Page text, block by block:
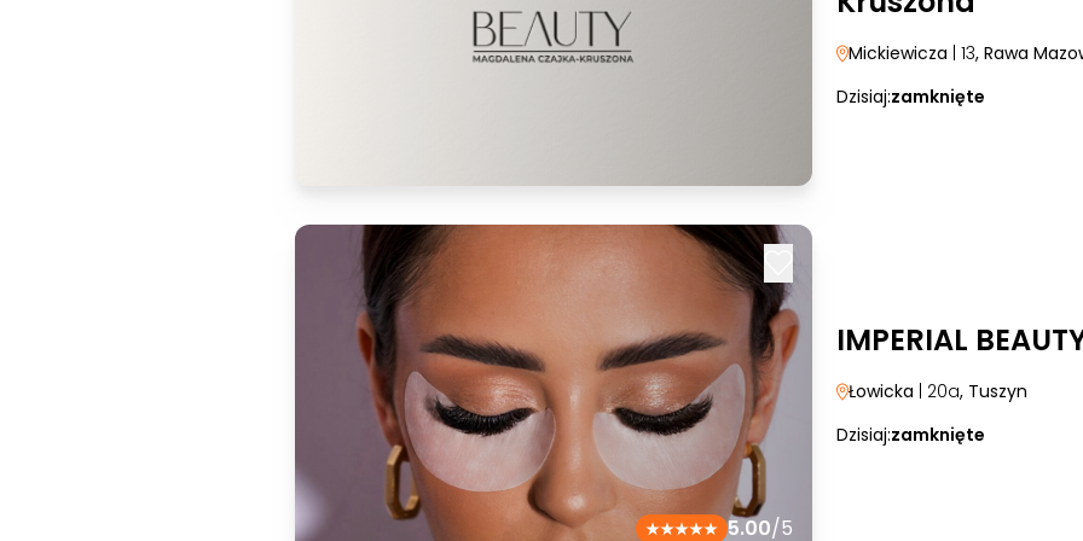
Mickiewicza | 13, Rawa
Dzisiaj:zamknięte
5.00/5
IMPERIAL
Łowicka | 20a, Tuszyn
Dzisiaj:zamknięte